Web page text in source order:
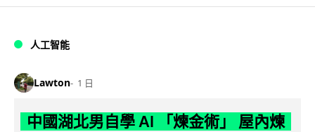
人工智能
Lawton 1 日
中國湖北男自學 AI 「煉金術」 屋內煉